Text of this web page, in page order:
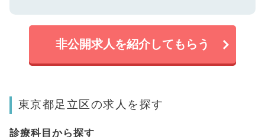
非公開求人を紹介してもらう
東京都足立区の求人を探す
診療科目から探す